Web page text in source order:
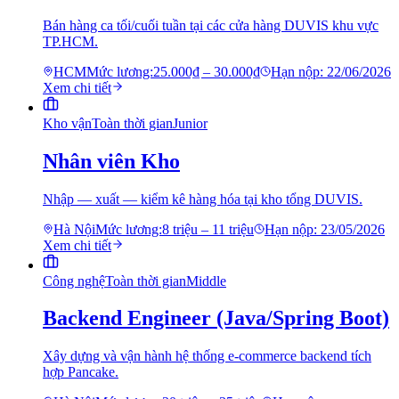
Bán hàng ca tối/cuối tuần tại các cửa hàng DUVIS khu vực
TP.HCM.
HCMMức lương:25.000₫ – 30.000₫ Hạn nộp: 22/06/2026
Xem chi tiết
Kho vậnToàn thời gianJunior
Nhân viên Kho
Nhập — xuất — kiểm kê hàng hóa tại kho tổng DUVIS.
Hà NộiMức lương:8 triệu – 11 triệu Hạn nộp: 23/05/2026
Xem chi tiết
Công nghệToàn thời gianMiddle
Backend Engineer (Java/Spring Boot)
Xây dựng và vận hành hệ thống e-commerce backend tích
hợp Pancake.